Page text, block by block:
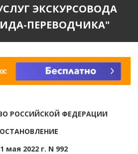
ЭКСКУРСОВОДА
ПЕРЕВОДЧИКА"
РОССИЙСКОЙ ФЕДЕРАЦИИ
мая 2022 г. N 992